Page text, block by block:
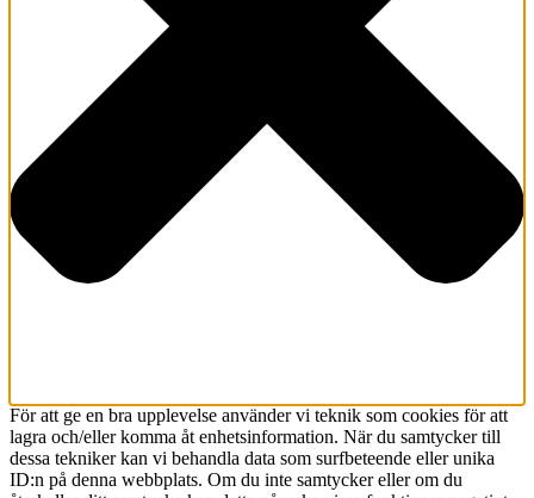
För att ge en bra upplevelse använder vi teknik som cookies för att
lagra och/eller komma åt enhetsinformation. När du samtycker till
dessa tekniker kan vi behandla data som surfbeteende eller unika
ID:n på denna webbplats. Om du inte samtycker eller om du